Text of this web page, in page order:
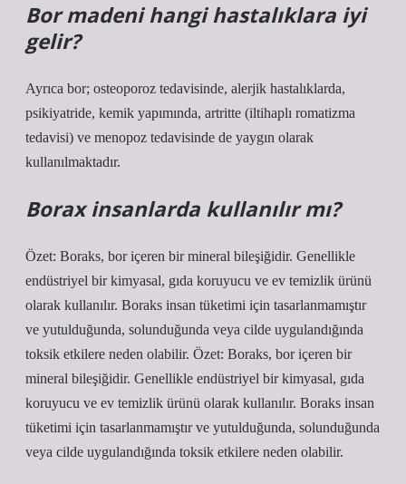
Bor madeni hangi hastalıklara iyi
gelir?
Ayrıca bor; osteoporoz tedavisinde, alerjik hastalıklarda,
psikiyatride, kemik yapımında, artritte (iltihaplı romatizma
tedavisi) ve menopoz tedavisinde de yaygın olarak
kullanılmaktadır.
Borax insanlarda kullanılır mı?
Özet: Boraks, bor içeren bir mineral bileşiğidir. Genellikle
endüstriyel bir kimyasal, gıda koruyucu ve ev temizlik ürünü
olarak kullanılır. Boraks insan tüketimi için tasarlanmamıştır
ve yutulduğunda, solunduğunda veya cilde uygulandığında
toksik etkilere neden olabilir. Özet: Boraks, bor içeren bir
mineral bileşiğidir. Genellikle endüstriyel bir kimyasal, gıda
koruyucu ve ev temizlik ürünü olarak kullanılır. Boraks insan
tüketimi için tasarlanmamıştır ve yutulduğunda, solunduğunda
veya cilde uygulandığında toksik etkilere neden olabilir.